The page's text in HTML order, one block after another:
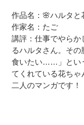
作品名：🌸ハルタと
作家名：たご
講評：仕事でやらか
るハルタさん。そ
食いたい……」とい
てくれている花ち
二人のマンガです！